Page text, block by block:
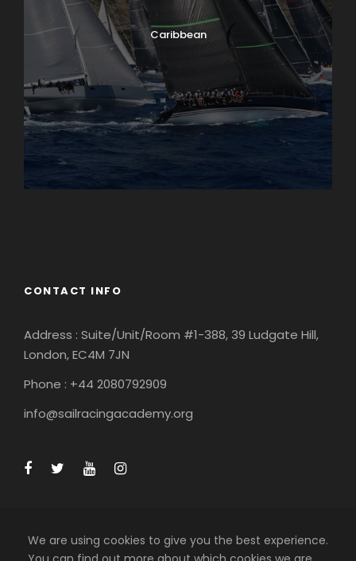
Caribbean
CONTACT INFO
Address : Suite/Unit/Room #1-388, 39 Ludgate Hill,
London, EC4M 7JN
Phone : +44 2080792909
info@sailracingacademy.org
We are using cookies to give you the best experience.